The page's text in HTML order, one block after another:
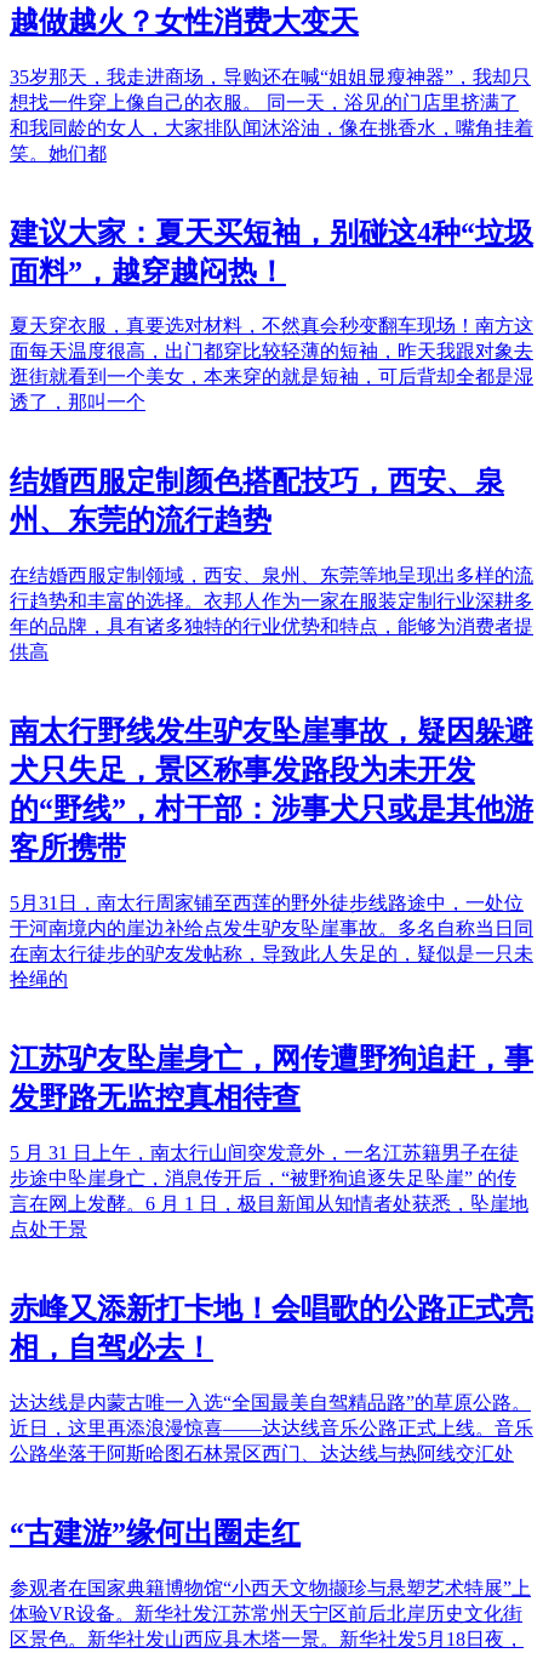
越做越火？女性消费大变天
35岁那天，我走进商场，导购还在喊“姐姐显瘦神器”，我却只
想找一件穿上像自己的衣服。 同一天，浴见的门店里挤满了
和我同龄的女人，大家排队闻沐浴油，像在挑香水，嘴角挂着
笑。她们都
建议大家：夏天买短袖，别碰这4种“垃圾
面料”，越穿越闷热！
夏天穿衣服，真要选对材料，不然真会秒变翻车现场！南方这
面每天温度很高，出门都穿比较轻薄的短袖，昨天我跟对象去
逛街就看到一个美女，本来穿的就是短袖，可后背却全都是湿
透了，那叫一个
结婚西服定制颜色搭配技巧，西安、泉
州、东莞的流行趋势
在结婚西服定制领域，西安、泉州、东莞等地呈现出多样的流
行趋势和丰富的选择。衣邦人作为一家在服装定制行业深耕多
年的品牌，具有诸多独特的行业优势和特点，能够为消费者提
供高
南太行野线发生驴友坠崖事故，疑因躲避
犬只失足，景区称事发路段为未开发
的“野线”，村干部：涉事犬只或是其他游
客所携带
5月31日，南太行周家铺至西莲的野外徒步线路途中，一处位
于河南境内的崖边补给点发生驴友坠崖事故。多名自称当日同
在南太行徒步的驴友发帖称，导致此人失足的，疑似是一只未
拴绳的
江苏驴友坠崖身亡，网传遭野狗追赶，事
发野路无监控真相待查
5 月 31 日上午，南太行山间突发意外，一名江苏籍男子在徒
步途中坠崖身亡，消息传开后，“被野狗追逐失足坠崖” 的传
言在网上发酵。6 月 1 日，极目新闻从知情者处获悉，坠崖地
点处于景
赤峰又添新打卡地！会唱歌的公路正式亮
相，自驾必去！
达达线是内蒙古唯一入选“全国最美自驾精品路”的草原公路。
近日，这里再添浪漫惊喜——达达线音乐公路正式上线。音乐
公路坐落于阿斯哈图石林景区西门、达达线与热阿线交汇处
“古建游”缘何出圈走红
参观者在国家典籍博物馆“小西天文物撷珍与悬塑艺术特展”上
体验VR设备。新华社发江苏常州天宁区前后北岸历史文化街
区景色。新华社发山西应县木塔一景。新华社发5月18日夜，